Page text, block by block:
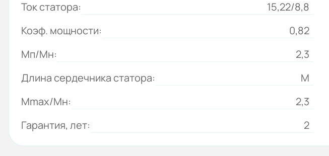
Ток статора:
15,22/8,8
Коэф. мощности:
0,82
Мп/Мн:
2,3
Длина сердечника статора:
М
Mmax/Mн:
2,3
Гарантия, лет:
2